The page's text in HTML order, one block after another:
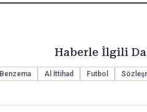
Haberle İlgili
Al İttihad Futbol